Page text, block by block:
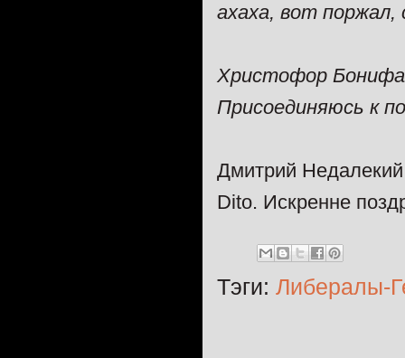
ахаха, вот поржал,
Христофор
Присоединяюсь к
Дмитрий
Dito. Искренне
Тэги: Либералы-